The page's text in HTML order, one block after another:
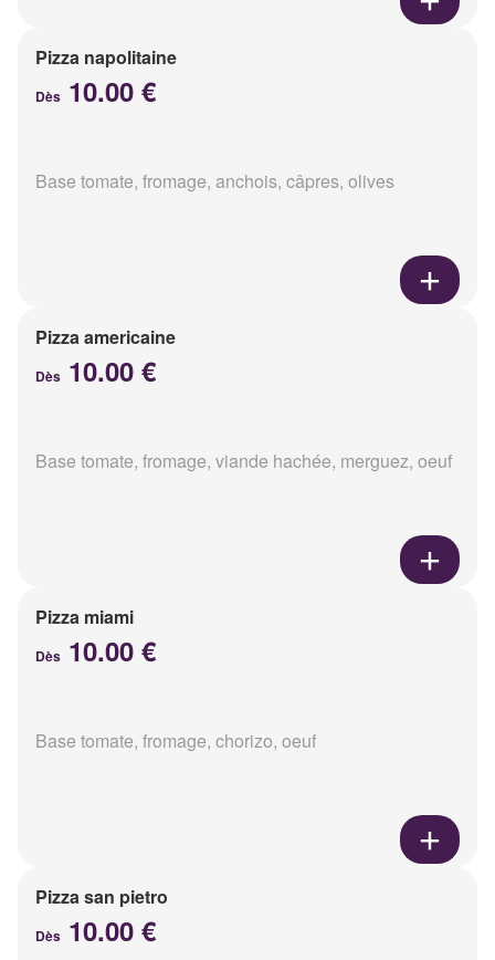
Pizza napolitaine
Dès 10.00 €
Base tomate, fromage, anchois, câpres, olives
Pizza americaine
Dès 10.00 €
Base tomate, fromage, viande hachée, merguez, oeuf
Pizza miami
Dès 10.00 €
Base tomate, fromage, chorizo, oeuf
Pizza san pietro
Dès 10.00 €